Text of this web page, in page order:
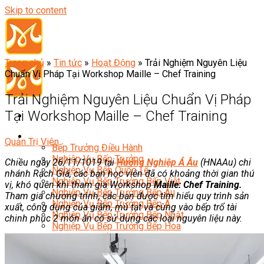
Skip to content
Đầu Bếp
Bếp Trưởng Điều Hành
Nghiệp Vụ Bếp Trưởng
Nghiệp Vụ Bếp Quốc Tế
Nghiệp Vụ Bếp Trưởng Bếp Việt
Nghiệp Vụ Bếp Trưởng Bếp Âu
Nghiệp Vụ Bếp Trưởng Bếp Á
Nghiệp Vụ Bếp Trưởng Bếp Nhật
Nghiệp Vụ Bếp Trưởng Bếp Hoa
Nghiệp Vụ Bếp Hàn
Nghiệp Vụ Bếp Thái
Nghiệp Vụ Bếp Chay
Trang chủ » Tin tức » Hoạt Động » Trải Nghiệm Nguyên Liệu
Chuẩn Vị Pháp Tại Workshop Maille – Chef Training
Trải Nghiệm Nguyên Liệu Chuẩn Vị Pháp
Tại Workshop Maille – Chef Training
Quản Trị Viên
Chiều ngày 26/11/1019 tạiHướng Nghiệp Á Âu (HNAAu) chi
nhánh Rạch Giá, các bạn học viên đã có khoảng thời gian thú
vị, khó quên khi tham gia WorkshopMaille: Chef Training.
Tham gia chương trình, các bạn được tìm hiểu quy trình sản
xuất, công dụng của giấm, mù tạt và cùng vào bếp trổ tài
chinh phục 2 món ăn có sử dụng các loại nguyên liệu này.